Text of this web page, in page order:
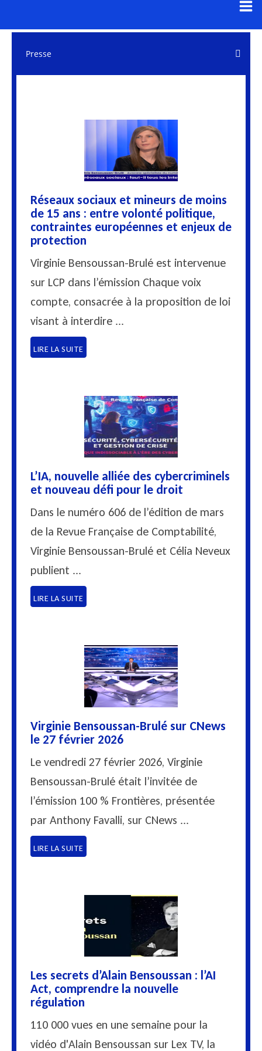
au
contenuPresse
Réseaux sociaux et mineurs de moins
de 15 ans : entre volonté politique,
contraintes européennes et enjeux de
protection
Virginie Bensoussan-Brulé est intervenue
sur LCP dans l’émission Chaque voix
compte, consacrée à la proposition de loi
visant à interdire ...
LIRE LA SUITE
L’IA, nouvelle alliée des cybercriminels
et nouveau défi pour le droit
Dans le numéro 606 de l’édition de mars
de la Revue Française de Comptabilité,
Virginie Bensoussan-Brulé et Célia Neveux
publient ...
LIRE LA SUITE
Virginie Bensoussan-Brulé sur CNews
le 27 février 2026
Le vendredi 27 février 2026, Virginie
Bensoussan-Brulé était l’invitée de
l’émission 100 % Frontières, présentée
par Anthony Favalli, sur CNews ...
LIRE LA SUITE
Les secrets d’Alain Bensoussan : l’AI
Act, comprendre la nouvelle
régulation
110 000 vues en une semaine pour la
vidéo d'Alain Bensoussan sur Lex TV, la